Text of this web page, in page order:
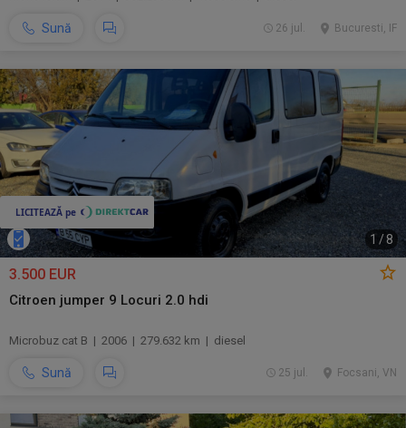
Sună Bucuresti, IF
26 jul.
1 /8
3.500 EUR
Citroen jumper 9 Locuri 2.0 hdi
Microbuz cat B | 2006 | 279.632 km | diesel
Sună Focsani, VN
25 jul.